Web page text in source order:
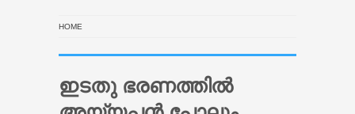
HOME
ഇടതു ഭരണത്തില്‍